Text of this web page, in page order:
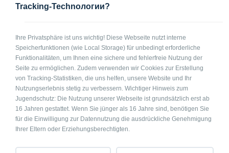
Monteurzimmer in Mörfelden-Walldorf
Tracking-Technологии?
Ihre Privatsphäre ist uns wichtig! Diese Webseite nutzt interne
Speicherfunktionen (wie Local Storage) für unbedingt erforderliche
Funktionalitäten, um Ihnen eine sichere und fehlerfreie Nutzung der
Seite zu ermöglichen. Zudem verwenden wir Cookies zur Erstellung
von Tracking-Statistiken, die uns helfen, unsere Website und Ihr
Nutzungserlebnis stetig zu verbessern. Wichtiger Hinweis zum
Jugendschutz: Die Nutzung unserer Webseite ist grundsätzlich erst ab
16 Jahren gestattet. Wenn Sie jünger als 16 Jahre sind, benötigen Sie
für die Einwilligung zur Datennutzung die ausdrückliche Genehmigung
Ihrer Eltern oder Erziehungsberechtigten.